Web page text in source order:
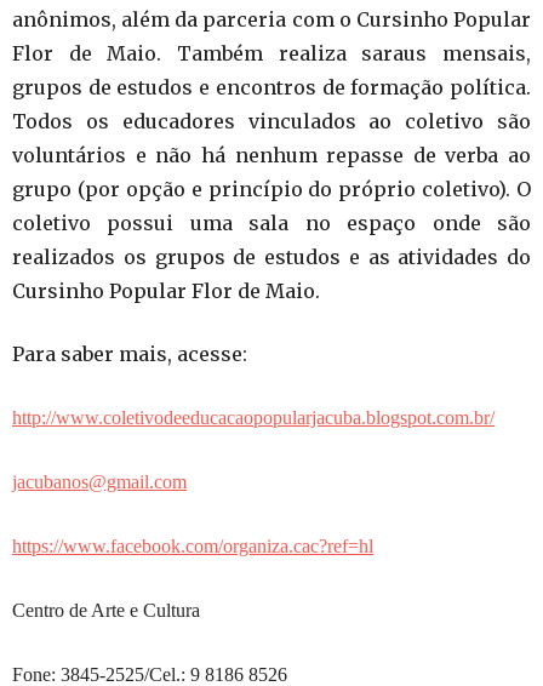
anônimos, além da parceria com o Cursinho Popular
Flor de Maio. Também realiza saraus mensais,
grupos de estudos e encontros de formação política.
Todos os educadores vinculados ao coletivo são
voluntários e não há nenhum repasse de verba ao
grupo (por opção e princípio do próprio coletivo). O
coletivo possui uma sala no espaço onde são
realizados os grupos de estudos e as atividades do
Cursinho Popular Flor de Maio.
Para saber mais, acesse:
http://www.coletivodeeducacaopopularjacuba.blogspot.com.br/
jacubanos@gmail.com
https://www.facebook.com/organiza.cac?ref=hl
Centro de Arte e Cultura
Fone: 3845-2525/Cel.: 9 8186 8526